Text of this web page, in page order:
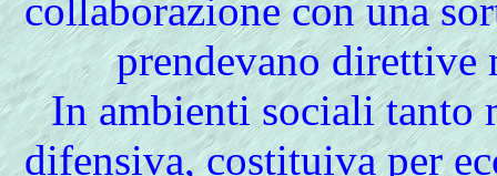
collaborazione con una
prendevano direttive
In ambienti sociali tanto
difensiva, costituiva per